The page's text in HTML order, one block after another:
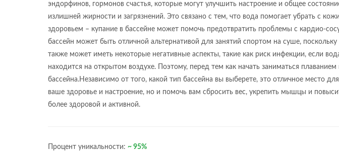
эндорфинов, гормонов счастья, которые могут улучшить настроение и общее
излишней жирности и загрязнений. Это связано с тем, что вода помогает убрать с
здоровьем – купание в бассейне может помочь предотвратить проблемы с кардио-
бассейн может быть отличной альтернативой для занятий спортом на суше,
также может иметь некоторые негативные аспекты, такие как риск инфекции, если
находится на открытом воздухе. Поэтому, перед тем как начать заниматься
бассейна.Независимо от того, какой тип бассейна вы выберете, это отличное место
ваше здоровье и настроение, но и помочь вам сбросить вес, укрепить мышцы и
более здоровой и активной.
Процент уникальности: ~ 95%